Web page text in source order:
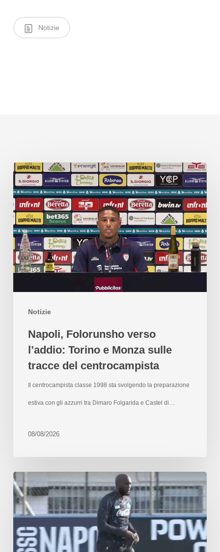
Notizie
Notizie
Napoli, Folorunsho verso
l’addio: Torino e Monza sulle
tracce del centrocampista
Il centrocampista classe 1998 sta svolgendo la preparazione
estiva con gli azzurri tra Dimaro Folgarida e Castel di…
08/08/2026